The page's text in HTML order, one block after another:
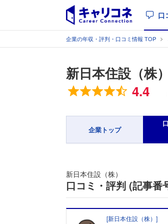
口
企業の年収・評判・口コミ情報 TOP
新日本住設（株）
総合評価
4.4
企業トップ
新日本住設（株）
口コミ・評判 (記事番
[新日本住設（株） ]